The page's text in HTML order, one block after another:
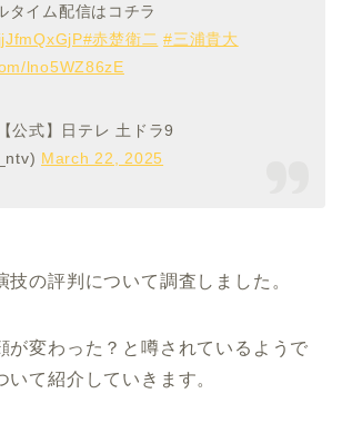
タイム配信はコチラ
#赤楚衛二 #三浦貴大
lno5WZ86zE
公式】日テレ 土ドラ9
March 22, 2025
技の評判について調査しました。
が変わった？と噂されているようで
いて紹介していきます。